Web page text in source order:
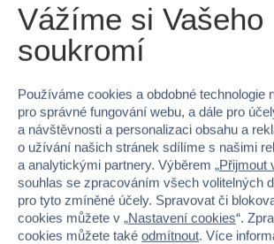
Kód produktu 54A-
Věk od 3
Pohlaví HOLKA,
Šířka 15.5
Výška 25
Vážíme si Vašeho
soukromí
Používáme cookies a obdobné technologie
pro správné fungování webu, a dále pro
a návštěvnosti a personalizaci obsahu a
o užívání našich stránek sdílíme s našimi
a analytickými partnery. Výběrem „Přijmout
souhlas se zpracováním všech volitelných
pro tyto zmíněné účely. Spravovat či
cookies můžete v „Nastavení cookies“.
cookies můžete také odmítnout. Více